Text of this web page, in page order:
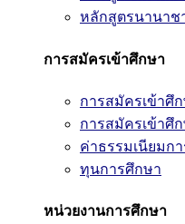
หลักสูตรนานาช
การสมัครเข้าศึกษา
การสมัครเข้า
การสมัครเข้าศึ
ค่าธรรมเนียมก
ทุนการศึกษา
หน่วยงานการศึกษา